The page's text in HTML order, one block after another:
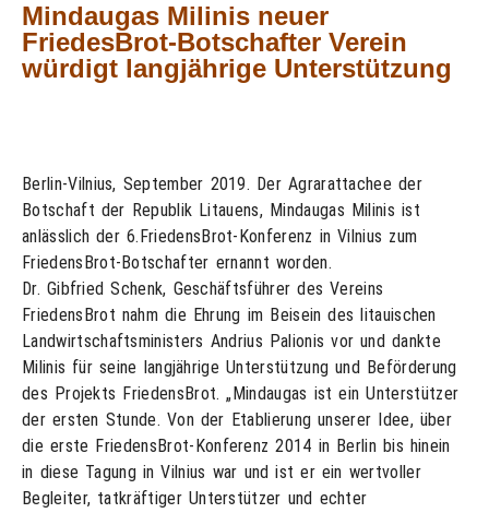
Mindaugas Milinis neuer
FriedesBrot-Botschafter Verein
würdigt langjährige Unterstützung
Berlin-Vilnius, September 2019. Der Agrarattachee der
Botschaft der Republik Litauens, Mindaugas Milinis ist
anlässlich der 6.FriedensBrot-Konferenz in Vilnius zum
FriedensBrot-Botschafter ernannt worden.
Dr. Gibfried Schenk, Geschäftsführer des Vereins
FriedensBrot nahm die Ehrung im Beisein des litauischen
Landwirtschaftsministers Andrius Palionis vor und dankte
Milinis für seine langjährige Unterstützung und Beförderung
des Projekts FriedensBrot. „Mindaugas ist ein Unterstützer
der ersten Stunde. Von der Etablierung unserer Idee, über
die erste FriedensBrot-Konferenz 2014 in Berlin bis hinein
in diese Tagung in Vilnius war und ist er ein wertvoller
Begleiter, tatkräftiger Unterstützer und echter